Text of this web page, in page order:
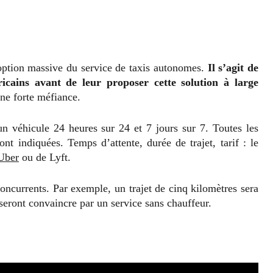
massive du service de taxis autonomes. Il s’agit de
avant de leur proposer cette solution à large
forte méfiance.
véhicule 24 heures sur 24 et 7 jours sur 7. Toutes les
indiquées. Temps d’attente, durée de trajet, tarif : le
ou de Lyft.
Par exemple, un trajet de cinq kilomètres sera
convaincre par un service sans chauffeur.